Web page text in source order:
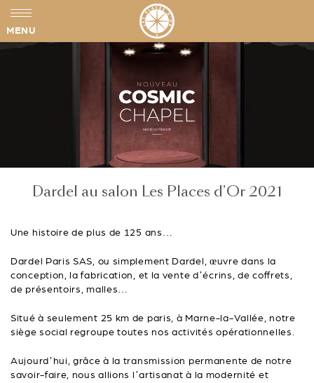
MENU
Dardel au salon Les Places d’Or 2021
Une histoire de plus de 125 ans…
Dardel Paris SAS, ou simplement Dardel, œuvre dans la
conception, la fabrication, et la vente d’écrins, de coffrets,
de présentoirs, malles…
Situé à seulement 25 km de paris, à Marne-la-Vallée, notre
siège social regroupe toutes nos activités opérationnelles.
Aujourd’hui, grâce à la transmission permanente de notre
savoir-faire, nous allions l’artisanat à la modernité et